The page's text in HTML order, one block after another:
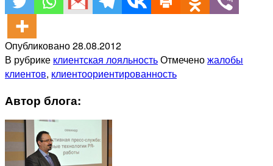
Опубликовано28.08.2012
В рубрике клиентская лояльностьОтмеченожалобы
клиентов, клиентоориентированность
Автор блога: